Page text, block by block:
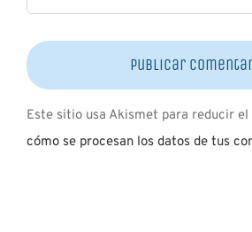
Este sitio usa Akismet para reducir el
cómo se procesan los datos de tus